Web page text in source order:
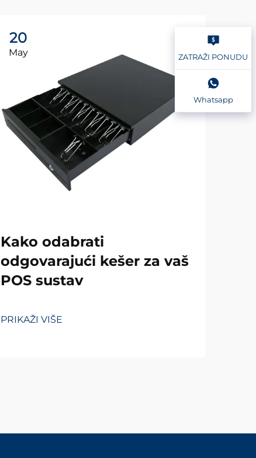
20
May
Kako odabrati
odgovarajući kešer za vaš
POS sustav
PRIKAŽI VIŠE
ZATRAŽI PONUDU
Whatsapp